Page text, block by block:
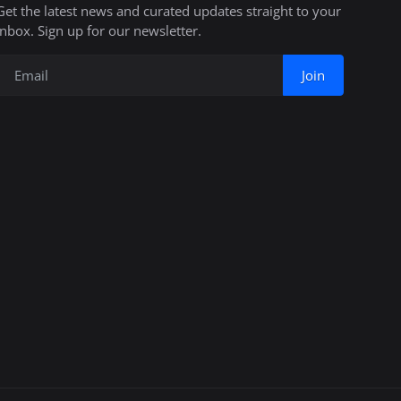
the latest news and curated updates straight to your
Sign up for our newsletter.
Join